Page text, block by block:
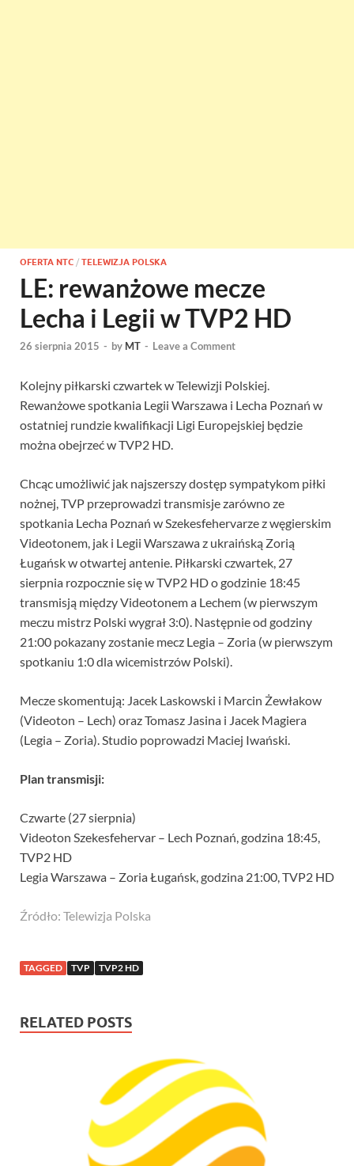
OFERTA NTC / TELEWIZJA POLSKA
LE: rewanżowe mecze
Lecha i Legii w TVP2 HD
26 sierpnia 2015 - by MT - Leave a Comment
Kolejny piłkarski czwartek w Telewizji Polskiej.
Rewanżowe spotkania Legii Warszawa i Lecha Poznań w
ostatniej rundzie kwalifikacji Ligi Europejskiej będzie
można obejrzeć w TVP2 HD.
Chcąc umożliwić jak najszerszy dostęp sympatykom piłki
nożnej, TVP przeprowadzi transmisje zarówno ze
spotkania Lecha Poznań w Szekesfehervarze z węgierskim
Videotonem, jak i Legii Warszawa z ukraińską Zorią
Ługańsk w otwartej antenie. Piłkarski czwartek, 27
sierpnia rozpocznie się w TVP2 HD o godzinie 18:45
transmisją między Videotonem a Lechem (w pierwszym
meczu mistrz Polski wygrał 3:0). Następnie od godziny
21:00 pokazany zostanie mecz Legia – Zoria (w pierwszym
spotkaniu 1:0 dla wicemistrzów Polski).
Mecze skomentują: Jacek Laskowski i Marcin Żewłakow
(Videoton – Lech) oraz Tomasz Jasina i Jacek Magiera
(Legia – Zoria). Studio poprowadzi Maciej Iwański.
Plan transmisji:
Czwarte (27 sierpnia)
Videoton Szekesfehervar – Lech Poznań, godzina 18:45,
TVP2 HD
Legia Warszawa – Zoria Ługańsk, godzina 21:00, TVP2 HD
Źródło: Telewizja Polska
TAGGED TVP TVP2 HD
RELATED POSTS